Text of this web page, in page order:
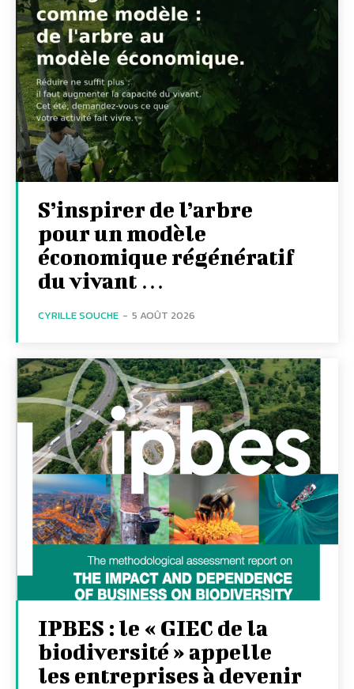
S’inspirer de l’arbre
pour un modèle
économique régénératif
du vivant …
CYRILLE SOUCHE - 5 AOÛT 2026
IPBES : le « GIEC de la
biodiversité » appelle
les entreprises à devenir